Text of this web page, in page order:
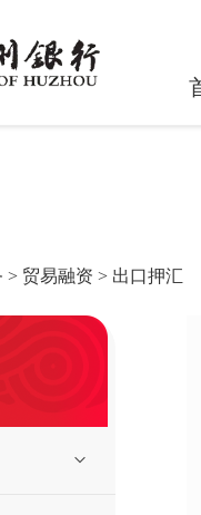
> 贸易融资 > 出口押汇